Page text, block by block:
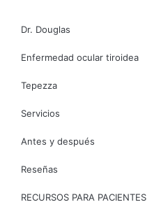
Dr. Douglas
Enfermedad ocular tiroidea
Tepezza
Servicios
Antes y después
Reseñas
RECURSOS PARA PACIENTES